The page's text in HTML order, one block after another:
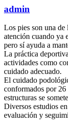
admin
Los pies son una de
atención cuando ya
pero sí ayuda a
La práctica
actividades como
cuidado adecuado.
El cuidado
conformados por 26
estructuras se
Diversos estudios
evaluación y